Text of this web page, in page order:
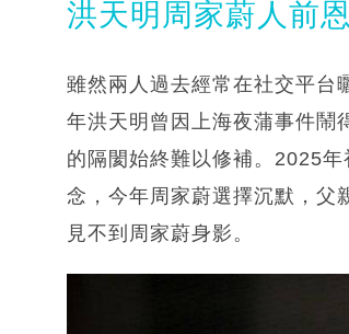
洪天明周家蔚人前
雖然兩人過去經常在社交平台
年洪天明曾因上海夜蒲事件鬧
的隔閡始終難以修補。2025
念，今年周家蔚選擇沉默，父
見不到周家蔚身影。